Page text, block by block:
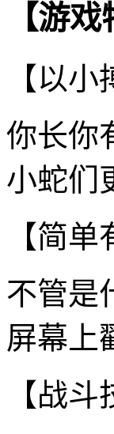
【游戏
【以
你长你
小蛇们
【简
不管是
屏幕上
【战